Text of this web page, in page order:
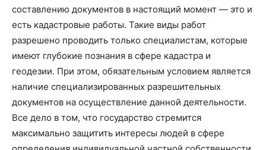
составлению документов в настоящий момент — это и
есть кадастровые работы. Такие виды работ
разрешено проводить только специалистам, которые
имеют глубокие познания в сфере кадастра и
геодезии. При этом, обязательным условием является
наличие специализированных разрешительных
документов на осуществление данной деятельности.
Все дело в том, что государство стремится
максимально защитить интересы людей в сфере